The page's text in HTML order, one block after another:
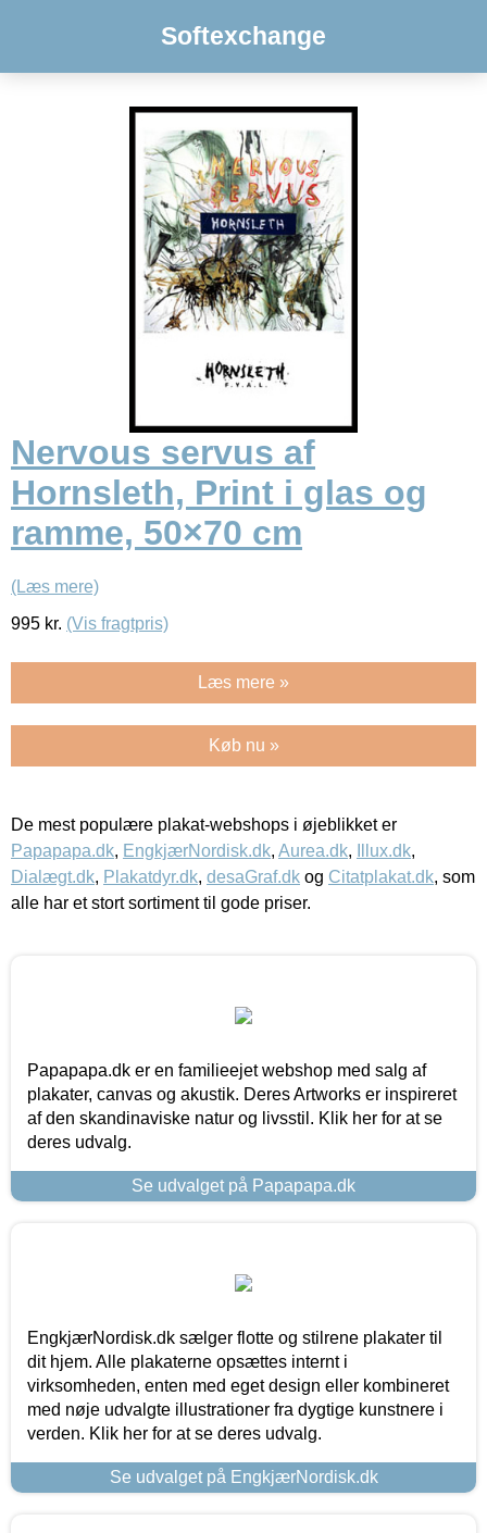
Softexchange
Nervous servus af
Hornsleth, Print i glas og
ramme, 50×70 cm
(Læs mere)
995 kr. (Vis fragtpris)
Læs mere »
Køb nu »
De mest populære plakat-webshops i øjeblikket er
Papapapa.dk, EngkjærNordisk.dk, Aurea.dk, Illux.dk,
Dialægt.dk, Plakatdyr.dk, desaGraf.dk og Citatplakat.dk, som
alle har et stort sortiment til gode priser.
Papapapa.dk er en familieejet webshop med salg af
plakater, canvas og akustik. Deres Artworks er inspireret
af den skandinaviske natur og livsstil. Klik her for at se
deres udvalg.
Se udvalget på Papapapa.dk
EngkjærNordisk.dk sælger flotte og stilrene plakater til
dit hjem. Alle plakaterne opsættes internt i
virksomheden, enten med eget design eller kombineret
med nøje udvalgte illustrationer fra dygtige kunstnere i
verden. Klik her for at se deres udvalg.
Se udvalget på EngkjærNordisk.dk